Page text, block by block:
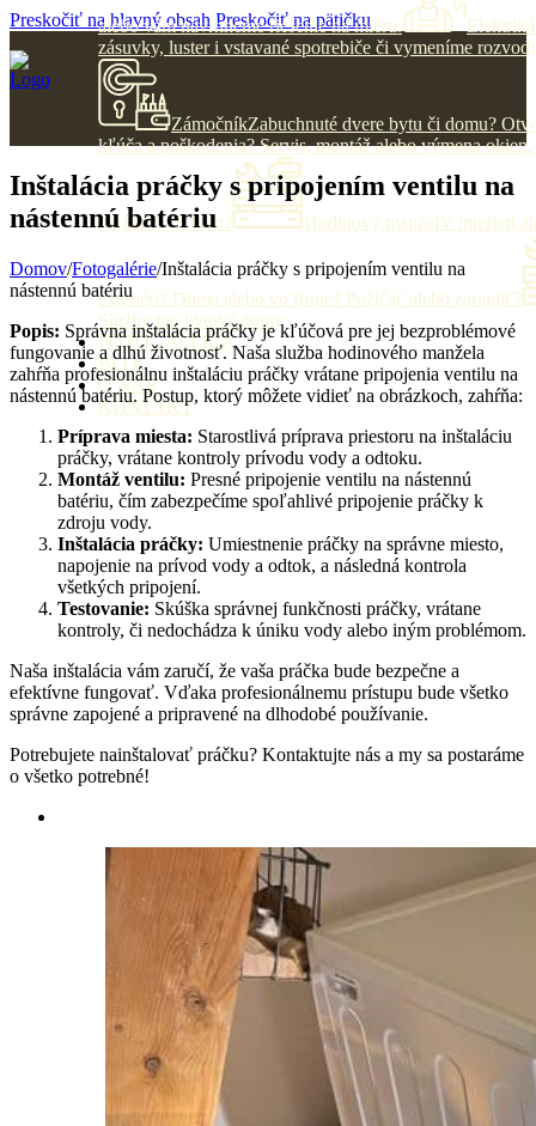
Preskočiť na hlavný obsah Preskočiť na pätičku
alebo vám navrhneme riešenie na mieru.
zásuvky, luster i vstavané spotrebiče či vymeníme
ZámočníkZabuchnuté dvere bytu či domu?
kľúča a poškodenia? Servis, montáž alebo výmena
garážových brán? Hodinový manželV interiéri
exteriéri? Doma alebo vo firme? Požičať alebo zariadiť?
Služby pre bytové domy
FOTOGALÉRIA
BLOG
O NÁS
KONTAKT
Inštalácia práčky s pripojením ventilu na
nástennú batériu
Domov/Fotogalérie/Inštalácia práčky s pripojením ventilu na
nástennú batériu
Popis: Správna inštalácia práčky je kľúčová pre jej bezproblémové
fungovanie a dlhú životnosť. Naša služba hodinového manžela
zahŕňa profesionálnu inštaláciu práčky vrátane pripojenia ventilu na
nástennú batériu. Postup, ktorý môžete vidieť na obrázkoch, zahŕňa:
Príprava miesta: Starostlivá príprava priestoru na inštaláciu
práčky, vrátane kontroly prívodu vody a odtoku.
Montáž ventilu: Presné pripojenie ventilu na nástennú
batériu, čím zabezpečíme spoľahlivé pripojenie práčky k
zdroju vody.
Inštalácia práčky: Umiestnenie práčky na správne miesto,
napojenie na prívod vody a odtok, a následná kontrola
všetkých pripojení.
Testovanie: Skúška správnej funkčnosti práčky, vrátane
kontroly, či nedochádza k úniku vody alebo iným problémom.
Naša inštalácia vám zaručí, že vaša práčka bude bezpečne a
efektívne fungovať. Vďaka profesionálnemu prístupu bude všetko
správne zapojené a pripravené na dlhodobé používanie.
Potrebujete nainštalovať práčku? Kontaktujte nás a my sa postaráme
o všetko potrebné!